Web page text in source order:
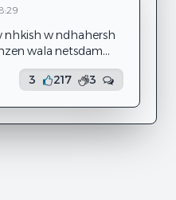
بإسم اخرى هاته المش...
nhkish w ndhahersh
wala netsdam
nes nadhhek w
wahdyy walyt nkul
3 217 3